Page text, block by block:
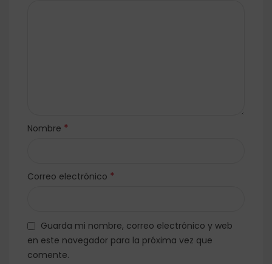
Nombre *
Correo electrónico *
Guarda mi nombre, correo electrónico y web
en este navegador para la próxima vez que
comente.